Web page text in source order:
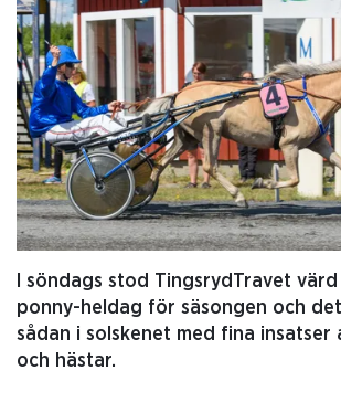
I söndags stod TingsrydTravet
ponny-heldag för säsongen och
sådan i solskenet med fina insatser
och hästar.